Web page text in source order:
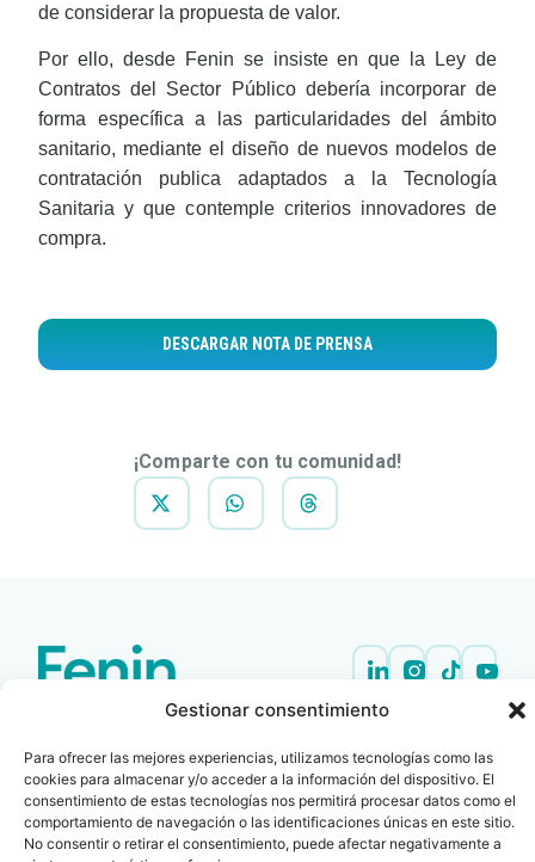
Gestionar consentimiento
Para ofrecer las mejores experiencias, utilizamos tecnologías como las
cookies para almacenar y/o acceder a la información del dispositivo. El
consentimiento de estas tecnologías nos permitirá procesar datos como el
comportamiento de navegación o las identificaciones únicas en este sitio.
No consentir o retirar el consentimiento, puede afectar negativamente a
de considerar la propuesta de valor.
Por ello, desde Fenin se insiste en que la Ley de
Contratos del Sector Público debería incorporar de
forma específica a las particularidades del ámbito
sanitario, mediante el diseño de nuevos modelos de
contratación publica adaptados a la Tecnología
Sanitaria y que contemple criterios innovadores de
compra.
DESCARGAR NOTA DE PRENSA
¡Comparte con tu comunidad!
C/ Villanueva, 20 - 1-
28001
915 759 800
Oficina Barcelona
1º, 3ª 08006
932 014 655